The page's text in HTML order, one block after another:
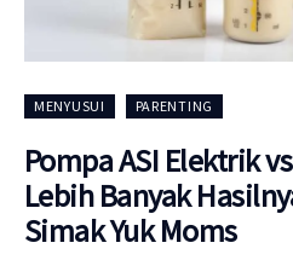
Mengapa Good
MENYUSUI PARENTING
Pompa ASI Elektrik
Lebih Banyak
Simak Yuk Moms